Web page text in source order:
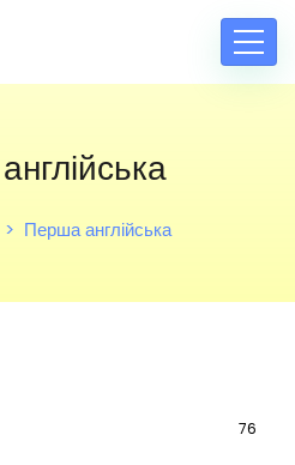
Перша англійська
76